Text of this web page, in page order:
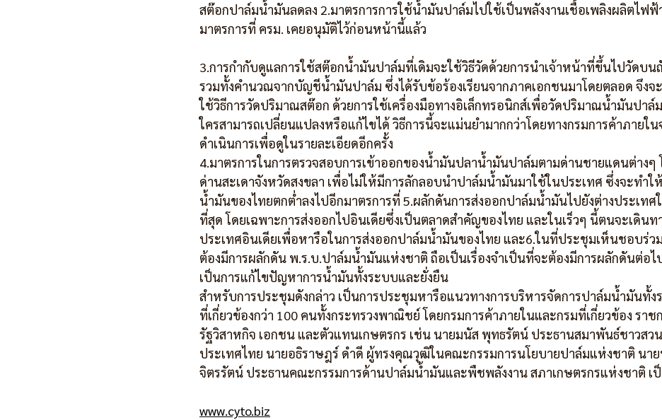
สต๊อกปาล์มน้ำมันลดลง 2.มาตรการการใช้น้ำมันปาล์มไปใช้เป็นพลังงานเชื้อเพลิงผลิตไฟฟ้
มาตรการที่ ครม. เคยอนุมัติไว้ก่อนหน้านี้แล้ว
3.การกำกับดูแลการใช้สต๊อกน้ำมันปาล์มที่เดิมจะใช้วิธีวัดด้วยการนำเจ้าหน้าที่ขึ้นไปวัดบน
รวมทั้งคำนวณจากบัญชีน้ำมันปาล์ม ซึ่งได้รับข้อร้องเรียนจากภาคเอกชนมาโดยตลอด จึงจ
ใช้วิธีการวัดปริมาณสต๊อก ด้วยการใช้เครื่องมือทางอิเล็กทรอนิกส์เพื่อวัดปริมาณน้ำมันปาล์
ใครสามารถเปลี่ยนแปลงหรือแก้ไขได้ วิธีการนี้จะแม่นยำมากกว่าโดยทางกรมการค้าภายใ
ดำเนินการเพื่อดูในรายละเอียดอีกครั้ง
4.มาตรการในการตรวจสอบการเข้าออกของน้ำมันปลาน้ำมันปาล์มตามด่านชายแดนต่างๆ
ด่านสะเดาจังหวัดสงขลา เพื่อไม่ให้มีการลักลอบนำปาล์มน้ำมันมาใช้ในประเทศ ซึ่งจะทำใ
น้ำมันของไทยตกต่ำลงไปอีกมาตรการที่ 5.ผลักดันการส่งออกปาล์มน้ำมันไปยังต่างประเทศ
ที่สุด โดยเฉพาะการส่งออกไปอินเดียซึ่งเป็นตลาดสำคัญของไทย และในเร็วๆ นี้ตนจะเดินท
ประเทศอินเดียเพื่อหารือในการส่งออกปาล์มน้ำมันของไทย และ6.ในที่ประชุมเห็นชอบร่ว
ต้องมีการผลักดัน พ.ร.บ.ปาล์มน้ำมันแห่งชาติ ถือเป็นเรื่องจำเป็นที่จะต้องมีการผลักดันต่อไ
เป็นการแก้ไขปัญหาการน้ำมันทั้งระบบและยั่งยืน
สำหรับการประชุมดังกล่าว เป็นการประชุมหารือแนวทางการบริหารจัดการปาล์มน้ำมันทั้ง
ที่เกี่ยวข้องกว่า 100 คนทั้งกระทรวงพาณิชย์ โดยกรมการค้าภายในและกรมที่เกี่ยวข้อง ราช
รัฐวิสาหกิจ เอกชน และตัวแทนเกษตรกร เช่น นายมนัส พุทธรัตน์ ประธานสมาพันธ์ชาวสว
ประเทศไทย นายอธิราษฎร์ ดำดี ผู้ทรงคุณวุฒิในคณะกรรมการนโยบายปาล์มแห่งชาติ นา
จิตรรัตน์ ประธานคณะกรรมการด้านปาล์มน้ำมันและพืชพลังงาน สภาเกษตรกรแห่งชาติ เ
www.cyto.biz